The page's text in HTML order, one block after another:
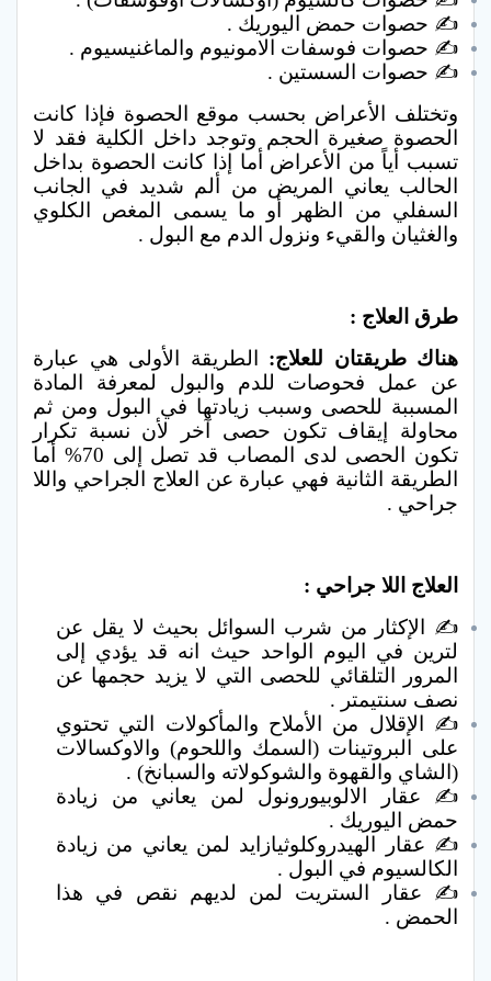
✍ حصوات حمض اليوريك .
✍ حصوات فوسفات الامونيوم والماغنيسيوم .
✍ حصوات السستين .
وتختلف الأعراض بحسب موقع الحصوة فإذا كانت
الحصوة صغيرة الحجم وتوجد داخل الكلية فقد لا
تسبب أياً من الأعراض أما إذا كانت الحصوة بداخل
الحالب يعاني المريض من ألم شديد في الجانب
السفلي من الظهر أو ما يسمى المغص الكلوي
والغثيان والقيء ونزول الدم مع البول .
طرق العلاج :
هناك طريقتان للعلاج: الطريقة الأولى هي عبارة
عن عمل فحوصات للدم والبول لمعرفة المادة
المسببة للحصى وسبب زيادتها في البول ومن ثم
محاولة إيقاف تكون حصى آخر لأن نسبة تكرار
تكون الحصى لدى المصاب قد تصل إلى 70% أما
الطريقة الثانية فهي عبارة عن العلاج الجراحي واللا
جراحي .
العلاج اللا جراحي :
✍ الإكثار من شرب السوائل بحيث لا يقل عن
لترين في اليوم الواحد حيث انه قد يؤدي إلى
المرور التلقائي للحصى التي لا يزيد حجمها عن
نصف سنتيمتر .
✍ الإقلال من الأملاح والمأكولات التي تحتوي
على البروتينات (السمك واللحوم) والاوكسالات
(الشاي والقهوة والشوكولاته والسبانخ) .
✍ عقار الالوبيورونول لمن يعاني من زيادة
حمض اليوريك .
✍ عقار الهيدروكلوثيازايد لمن يعاني من زيادة
الكالسيوم في البول .
✍ عقار الستريت لمن لديهم نقص في هذا
الحمض .